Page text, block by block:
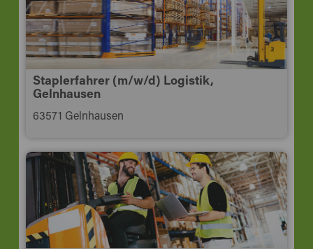
Staplerfahrer (m/w/d) Logistik,
Gelnhausen
63571 Gelnhausen